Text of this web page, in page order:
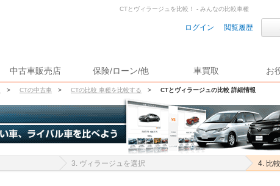
ログイン 閲覧履歴
中古車販売店 保険/ローン/他 車買取 お
> CTの中古車 > CTの比較 車種を比較する > CTとヴィラージュの比較 詳細情報
CTとヴィラージュを比較！ - みんなの比較車種
3. ヴィラージュを選択 4. 比